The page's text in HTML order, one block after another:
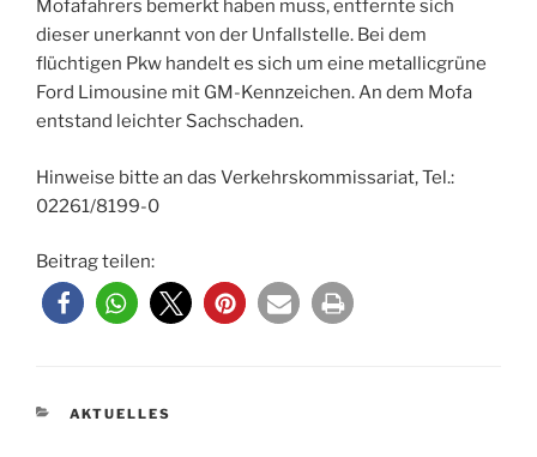
Mofafahrers bemerkt haben muss, entfernte sich
dieser unerkannt von der Unfallstelle. Bei dem
flüchtigen Pkw handelt es sich um eine metallicgrüne
Ford Limousine mit GM-Kennzeichen. An dem Mofa
entstand leichter Sachschaden.
Hinweise bitte an das Verkehrskommissariat, Tel.:
02261/8199-0
Beitrag teilen:
KATEGORIEN
AKTUELLES